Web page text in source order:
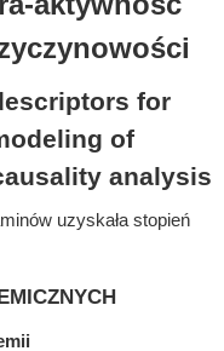
for
of
analysis
uzyskała stopień